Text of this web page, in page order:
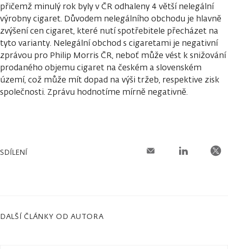
přičemž minulý rok byly v ČR odhaleny 4 větší nelegální
výrobny cigaret. Důvodem nelegálního obchodu je hlavně
zvýšení cen cigaret, které nutí spotřebitele přecházet na
tyto varianty. Nelegální obchod s cigaretami je negativní
zprávou pro Philip Morris ČR, neboť může vést k snižování
prodaného objemu cigaret na českém a slovenském
území, což může mít dopad na výši tržeb, respektive zisk
společnosti. Zprávu hodnotíme mírně negativně.
SDÍLENÍ
DALŠÍ ČLÁNKY OD AUTORA